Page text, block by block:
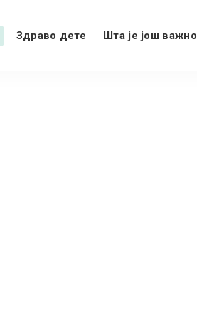
Здраво дете Шта је још важно